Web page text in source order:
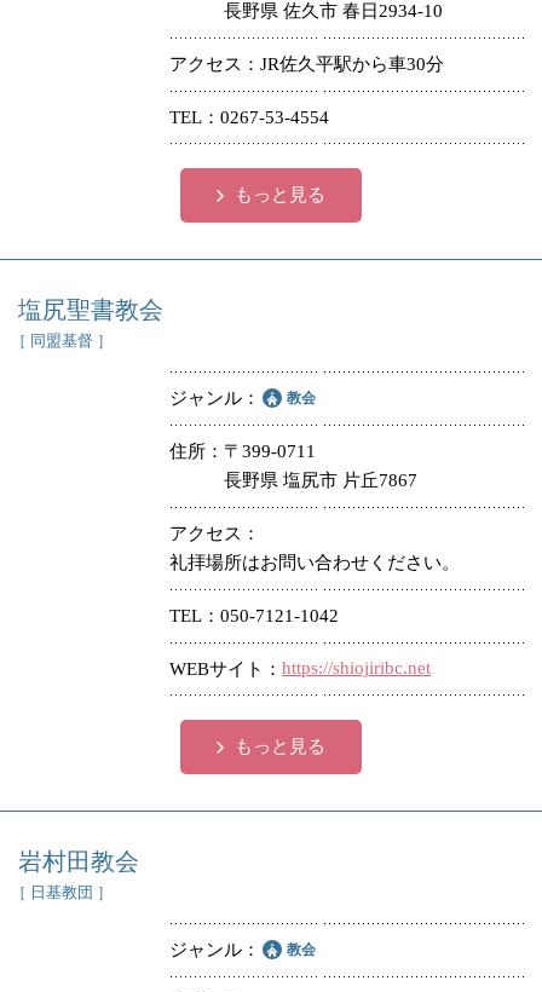
長野県 佐久市 春日2934-10
アクセス JR佐久平駅から車30分
TEL 0267-53-4554
もっと見る
塩尻聖書教会
［ 同盟基督 ］
ジャンル 教会
住所
〒399-0711
長野県 塩尻市 片丘7867
アクセス
礼拝場所はお問い合わせください。
TEL 050-7121-1042
WEBサイト https://shiojiribc.net
もっと見る
岩村田教会
［ 日基教団 ］
ジャンル 教会